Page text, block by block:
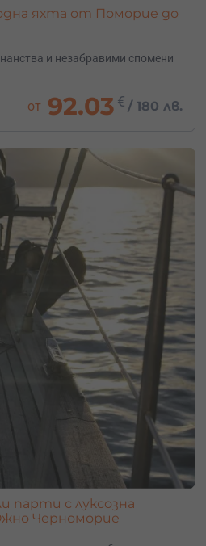
яхта от Поморие до
и незабравими спомени
от 92.03 € /180 лв.
парти с луксозна
Черноморие